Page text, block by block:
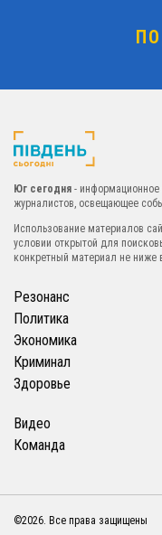
Юг сегодня - информационное
журналистов, освещающее
Использование материалов
условии открытой для
конкретный материал не ниже
Резонанс
Политика
Экономика
Криминал
Здоровье
Видео
Команда
©2026. Все права защищены